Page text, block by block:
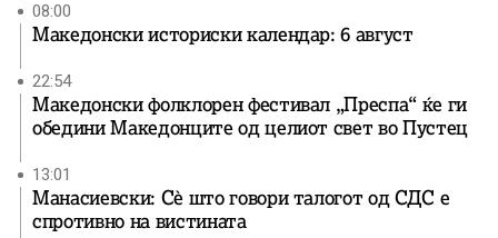
08:00
Македонски историски календар: 6 август
22:54
Македонски фолклорен фестивал „Преспа“ ќе ги
обедини Македонците од целиот свет во Пустец
13:01
Манасиевски: Сè што говори талогот од СДС е
спротивно на вистината